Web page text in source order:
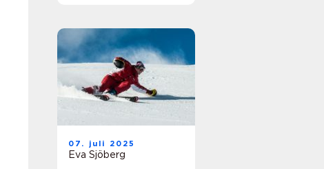
07. juli 2025
Eva Sjöberg